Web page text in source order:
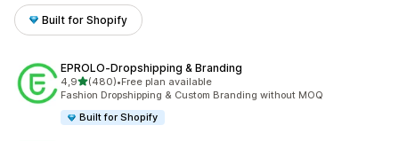
Built for Shopify
EPROLO‑Dropshipping & Branding
4,9stelle su 5
(480)
480 recensioni totali
•Free plan available
Fashion Dropshipping & Custom Branding without MOQ
Built for Shopify